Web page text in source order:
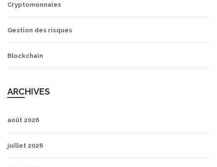
Cryptomonnaies
Gestion des risques
Blockchain
ARCHIVES
août 2026
juillet 2026